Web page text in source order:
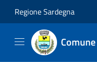
Regione Sardegna